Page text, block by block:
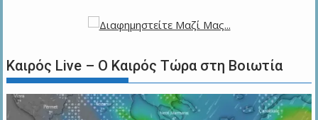
Καιρός Live – Ο Καιρός Τώρα στη Βοιωτία